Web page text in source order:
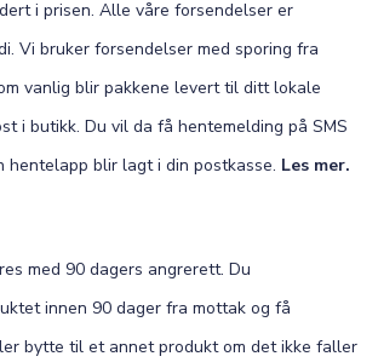
i prisen. Alle våre forsendelser er
Vi bruker forsendelser med sporing fra
vanlig blir pakkene levert til ditt lokale
i butikk. Du vil da få hentemelding på SMS
hentelapp blir lagt i din postkasse. Les mer.
med 90 dagers angrerett. Du
innen 90 dager fra mottak og få
bytte til et annet produkt om det ikke faller